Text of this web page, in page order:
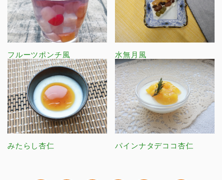
フルーツポンチ風 水無月風
みたらし杏仁 パインナタデココ杏仁